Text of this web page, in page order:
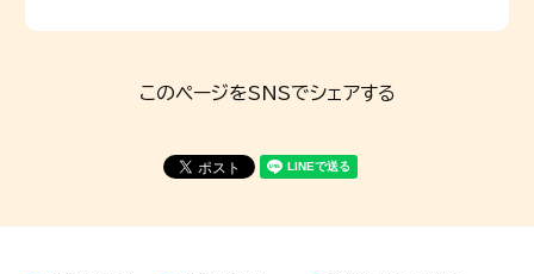
このページをSNSでシェアする